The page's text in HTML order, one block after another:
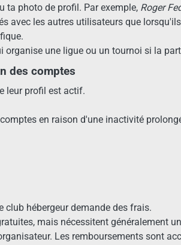
ta photo de profil. Par exemple, Roger
avec les autres utilisateurs que
organise une ligue ou un tournoi si la
des comptes
leur profil est actif.
en raison d'une inactivité
hébergeur demande des frais.
mais nécessitent généralement
Les remboursements sont